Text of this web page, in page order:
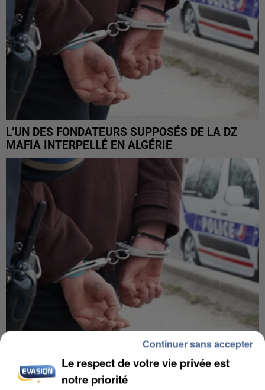
L’UN DES FONDATEURS SUPPOSÉS DE LA DZ
MAFIA INTERPELLÉ EN ALGÉRIE
UN SECOND CADRE DE LA DZ MAFIA
INTERPELLÉ EN ALGÉRIE
Le respect de votre vie privée est
notre priorité
Continuer sans accepter